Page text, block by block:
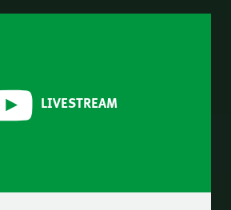
LIVESTREAM